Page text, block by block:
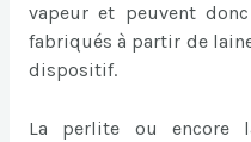
vapeur et peuvent
fabriqués à partir de
dispositif.
La perlite ou encore